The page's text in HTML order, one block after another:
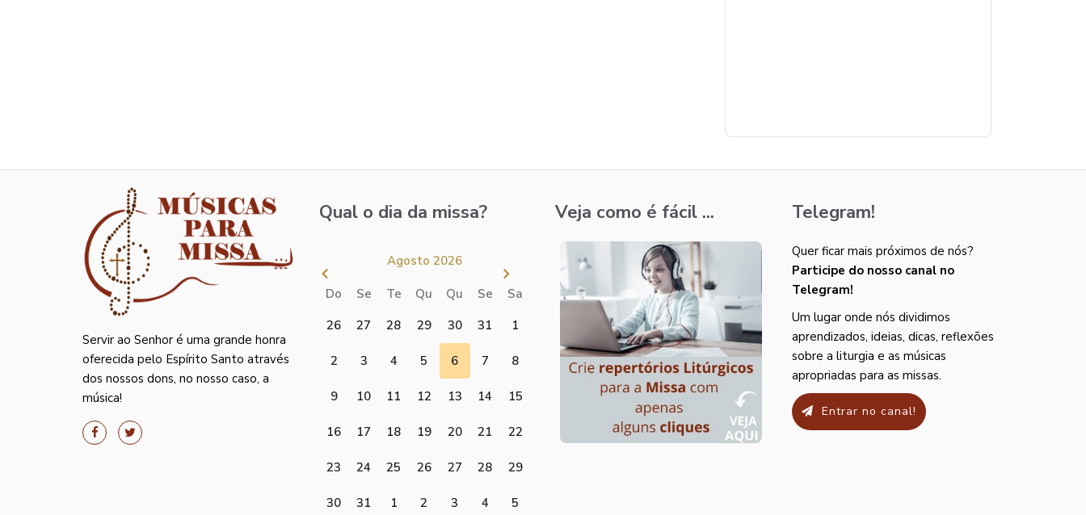
Servir ao Senhor é uma grande honra
oferecida pelo Espírito Santo através
dos nossos dons, no nosso caso, a
música!
Qual o dia da missa?
Agosto 2026
Do Se Te Qu Qu Se
Sa
26
27 28 29 30 31 1
2 3 4 5 6 7 8
9 10 11 12 13 14 15
16 17 18 19 20 21 22
23 24 25 26 27 28 29
30 31 1 2 3 4 5
Veja como é fácil ... Telegram!
Quer ficar mais próximos de nós?
Participe do nosso canal no
Telegram!
Um lugar onde nós dividimos
aprendizados, ideias, dicas, reflexões
sobre a liturgia e as músicas
apropriadas para as missas.
Entrar no canal!